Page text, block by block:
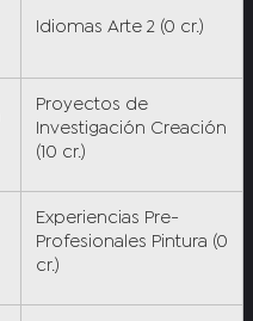
Idiomas Arte 2 (0 cr.)
Proyectos de
Investigación Creación
(10 cr.)
Experiencias Pre-
Profesionales Pintura (0
cr.)